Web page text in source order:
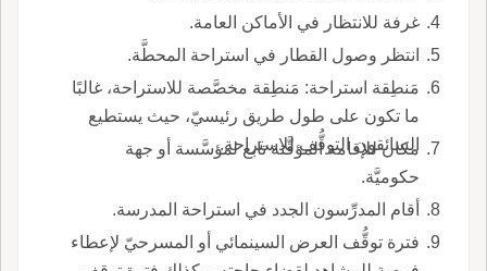
غرفة للانتظار في الأماكن العامة.
انتظر وصول القطار في استراحة المحطَّة.
مَنطِقة استراحة: مَنطِقة مخصَّصة للاستراحة، غالبًا
ما تكون على طول طريق رئيسيّ، حيث يستطيع
السائقون التوقُّف للاستراحة.
مكان للإقامة المؤقَّتة تابع لمؤسَّسة أو جهة
حكوميَّة.
أقام المدرِّسون الجدد في استراحة المدرسة.
فترة توقُّف العرض السينمائي أو المسرحيّ لإعطاء